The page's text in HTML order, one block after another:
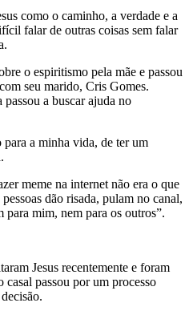
como o caminho, a verdade e a
falar de outras coisas sem falar
o espiritismo pela mãe e passou
seu marido, Cris Gomes.
a buscar ajuda no
a minha vida, de ter um
meme na internet não era o que
dão risada, pulam no canal,
para mim, nem para os outros”.
Jesus recentemente e foram
casal passou por um processo